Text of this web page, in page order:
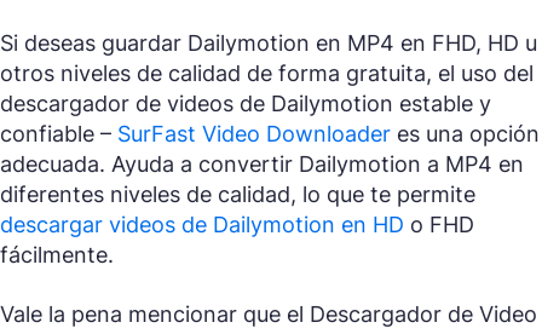
Si deseas guardar Dailymotion en MP4 en FHD, HD u
otros niveles de calidad de forma gratuita, el uso del
descargador de videos de Dailymotion estable y
confiable – SurFast Video Downloader es una opción
adecuada. Ayuda a convertir Dailymotion a MP4 en
diferentes niveles de calidad, lo que te permite
descargar videos de Dailymotion en HD o FHD
fácilmente.
Vale la pena mencionar que el Descargador de Video